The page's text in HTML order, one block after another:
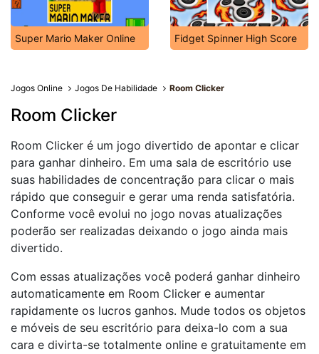
Super Mario Maker Online Fidget Spinner High Score
Jogos Online Jogos De Habilidade Room Clicker
Room Clicker
Room Clicker é um jogo divertido de apontar e clicar
para ganhar dinheiro. Em uma sala de escritório use
suas habilidades de concentração para clicar o mais
rápido que conseguir e gerar uma renda satisfatória.
Conforme você evolui no jogo novas atualizações
poderão ser realizadas deixando o jogo ainda mais
divertido.
Com essas atualizações você poderá ganhar dinheiro
automaticamente em Room Clicker e aumentar
rapidamente os lucros ganhos. Mude todos os objetos
e móveis de seu escritório para deixa-lo com a sua
cara e divirta-se totalmente online e gratuitamente em